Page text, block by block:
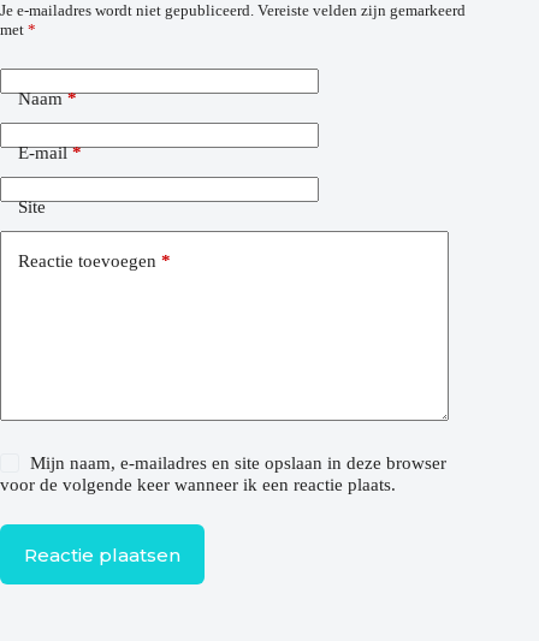
Je e-mailadres wordt niet gepubliceerd. Vereiste velden zijn gemarkeerd
met *
Naam*
E-mail*
Site
Reactie toevoegen *
Mijn naam, e-mailadres en site opslaan in deze browser
voor de volgende keer wanneer ik een reactie plaats.
Reactie plaatsen